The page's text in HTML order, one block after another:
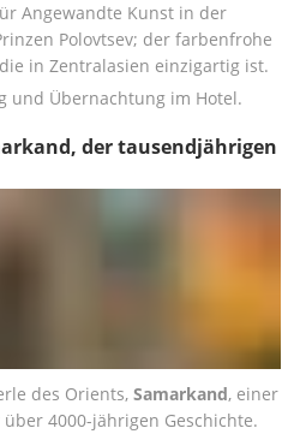
Angewandte Kunst in der
Polovtsev; der farbenfrohe
in Zentralasien einzigartig ist.
und Übernachtung im Hotel.
der tausendjährigen
des Orients, Samarkand, einer
4000-jährigen Geschichte.